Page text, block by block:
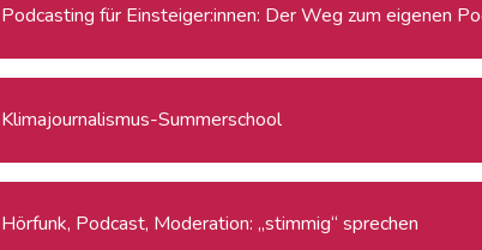
Podcasting für Einsteiger:innen: Der Weg zum eigenen
Klimajournalismus-Summerschool
Hörfunk, Podcast, Moderation: „stimmig“ sprechen